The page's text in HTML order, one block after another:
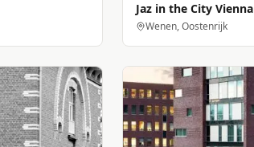
Jaz in the City Vienna
Wenen, Oostenrijk